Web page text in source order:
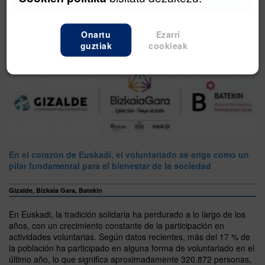
En el corazón de Euskadi, el voluntariado se erige como un
pilar fundamental para el bienestar de la sociedad
Gizalde, Bizkaia Gara, Batekin
En Euskadi, la tradición solidaria ha perdurado a lo largo de los
años, con un crecimiento constante de la participación en
actividades voluntarias. Según datos recientes, más del 17 % de
la población ha participado en alguna forma de voluntariado en el
último año, lo que significa aproximadamente 320.872 personas,
Onartu
guztiak
Ezarri
cookieak